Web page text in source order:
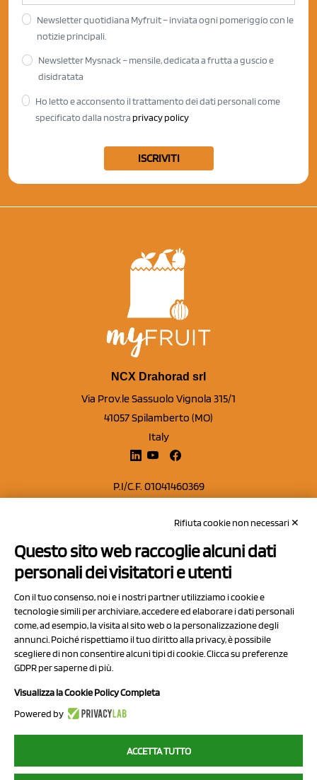
Newsletter quotidiana Myfruit – inviata ogni pomeriggio con le
notizie principali.
Newsletter Mysnack – mensile, dedicata a frutta a guscio e
disidratata
Ho letto e acconsento il trattamento dei dati personali come
specificato dalla nostra privacy policy
ISCRIVITI
NCX Drahorad srl
Via Prov.le Sassuolo Vignola 315/1
41057 Spilamberto (MO)
Italy
P.I/C.F. 01041460369
Capitale sociale Euro 50.000,00 i.v.
Contatti
Privacy Policy
Cookie Policy
Chi Siamo
2023 NCX Drahorad srl - All rights reserved
myfruit.it è parte del network diNCX DRAHORAD
Rifiuta cookie non necessari ✕
Questo sito web raccoglie alcuni dati
personali dei visitatori e utenti
Con il tuo consenso, noi e i nostri partner utilizziamo i cookie e
tecnologie simili per archiviare, accedere ed elaborare i dati personali
come, ad esempio, la visita al sito web o la personalizzazione degli
annunci. Poiché rispettiamo il tuo diritto alla privacy, è possibile
scegliere di non consentire alcuni tipi di cookie. Clicca su preferenze
GDPR per saperne di più.
Visualizza la Cookie Policy Completa
Powered by
ACCETTA TUTTO